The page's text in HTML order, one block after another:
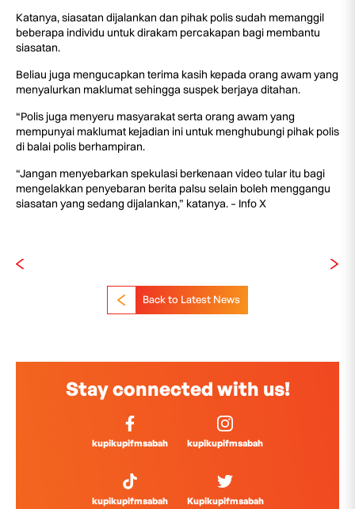
Katanya, siasatan dijalankan dan pihak polis sudah memanggil
beberapa individu untuk dirakam percakapan bagi membantu
siasatan.
Beliau juga mengucapkan terima kasih kepada orang awam yang
menyalurkan maklumat sehingga suspek berjaya ditahan.
“Polis juga menyeru masyarakat serta orang awam yang
mempunyai maklumat kejadian ini untuk menghubungi pihak polis
di balai polis berhampiran.
“Jangan menyebarkan spekulasi berkenaan video tular itu bagi
mengelakkan penyebaran berita palsu selain boleh menggangu
siasatan yang sedang dijalankan,” katanya. – Info X
Back to Latest News
Stay connected with us!
kupikupifmsabah kupikupifmsabah
kupikupifmsabah Kupikupifmsabah